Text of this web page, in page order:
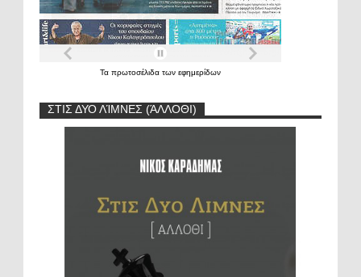
Τα πρωτοσέλιδα των εφημερίδων
ΣΤΙΣ ΔΥΟ ΛΊΜΝΕΣ (ΆΛΛΟΘΙ)